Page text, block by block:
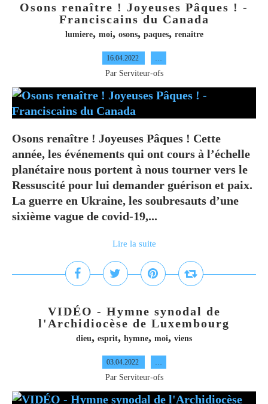
Osons renaître ! Joyeuses Pâques ! -
Franciscains du Canada
lumiere, moi, osons, paques, renaitre
16.04.2022 …
Par Serviteur-ofs
Osons renaître ! Joyeuses Pâques ! Cette
année, les événements qui ont cours à l’échelle
planétaire nous portent à nous tourner vers le
Ressuscité pour lui demander guérison et paix.
La guerre en Ukraine, les soubresauts d’une
sixième vague de covid-19,...
Lire la suite
VIDÉO - Hymne synodal de
l'Archidiocèse de Luxembourg
dieu, esprit, hymne, moi, viens
03.04.2022 …
Par Serviteur-ofs